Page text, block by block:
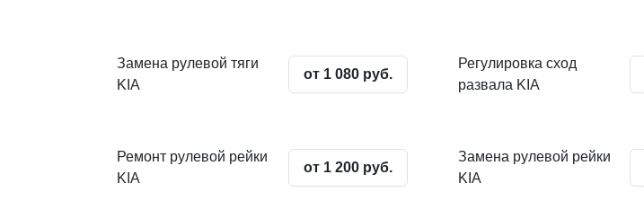
Замена рулевой тяги
KIA
от 1 080 руб.
Регулировка сход
развала KIA
Ремонт рулевой рейки
KIA
от 1 200 руб.
Замена рулевой рейки
KIA